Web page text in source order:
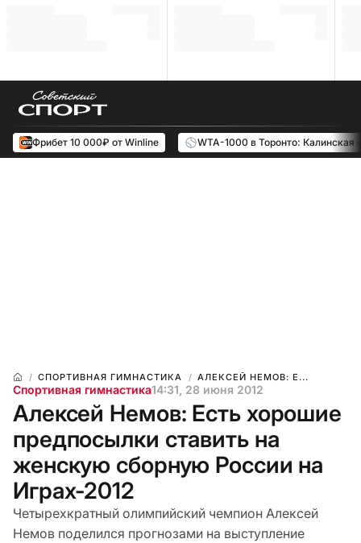
Фрибет 10 000₽ от Winline WTA-1000 в Торонто: Калинская
СПОРТИВНАЯ ГИМНАСТИКА АЛЕКСЕЙ НЕМОВ: Е...
Спортивная гимнастика14:31, 28 июня 2012
Алексей Немов: Есть хорошие
предпосылки ставить на
женскую сборную России на
Играх-2012
Четырехкратный олимпийский чемпион Алексей
Немов поделился прогнозами на выступление